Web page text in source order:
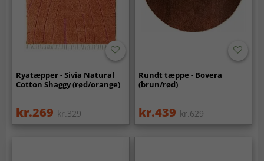
Ryatæpper - Sivia Natural
Cotton Shaggy (rød/orange)
kr.269 kr.329
Rundt tæppe - Bovera
(brun/rød)
kr.439 kr.629